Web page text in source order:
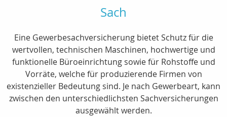
Sach
Eine Gewerbesachversicherung bietet Schutz für die
wertvollen, technischen Maschinen, hochwertige und
funktionelle Büroeinrichtung sowie für Rohstoffe und
Vorräte, welche für produzierende Firmen von
existenzieller Bedeutung sind. Je nach Gewerbeart, kann
zwischen den unterschiedlichsten Sachversicherungen
ausgewählt werden.